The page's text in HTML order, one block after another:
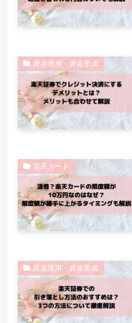
資産運用・資産形成
楽天カード
資産運用・資産形成